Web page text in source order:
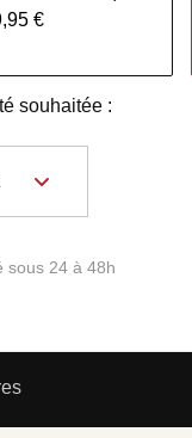
€
souhaitée :
sous 24 à 48h